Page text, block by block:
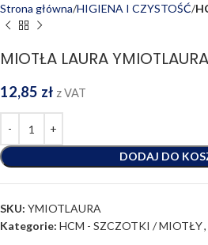
Strona główna HIGIENA I CZYSTOŚĆ
MIOTŁA LAURA YMIOTLAURA
12,85 zł z VAT
DODAJ DO
SKU: YMIOTLAURA
Kategorie: HCM - SZCZOTKI / MIOTŁY,